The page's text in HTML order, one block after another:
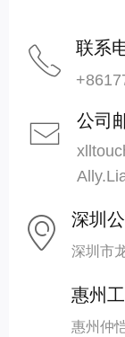
ꀷ 深圳
深圳市
惠州
惠州仲
ꂅ 联系
ꂘ 公司